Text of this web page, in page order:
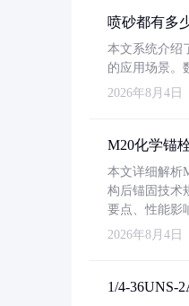
喷砂都有多
本文系统介绍
的应用场景。
2026年8月4日
M20化学锚
本文详细解析
构后锚固技术
要点、性能影
2026年8月4日
1/4-36UNS-